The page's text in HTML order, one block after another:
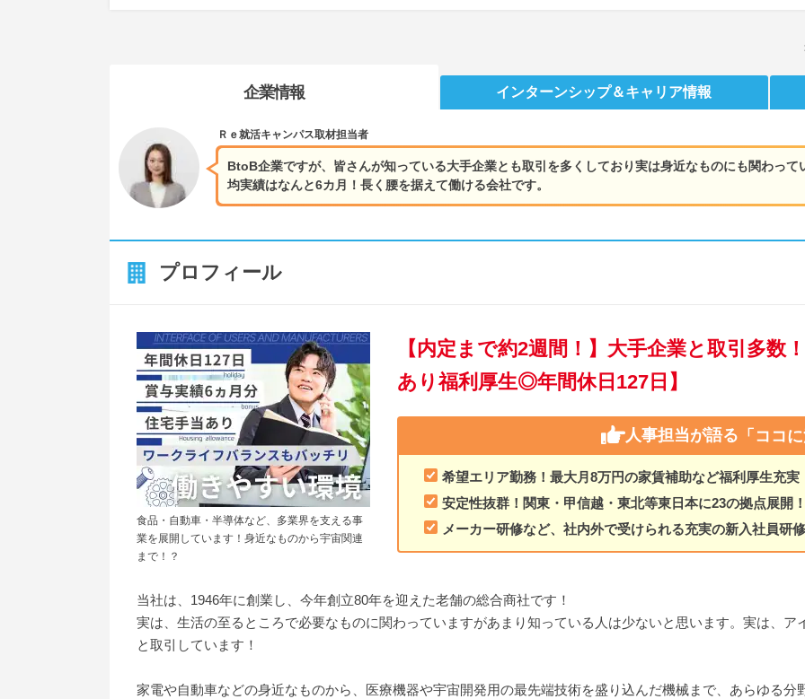
企業情報 インターンシップ＆キャリア情報
BtoB企業ですが、皆さんが知っている大手企業とも取引を多くしており実は身近なものにも関わっ
均実績はなんと6カ月！長く腰を据えて働ける会社です。
Ｒｅ就活キャンパス取材担当者
プロフィール
【内定まで約2週間！】大手企業と取引多数
あり福利厚生◎年間休日127日】
人事担当が語る 「ココ
希望エリア勤務！最大月8万円の家賃補助など福利厚生充実
安定性抜群！関東・甲信越・東北等東日本に23の拠点展開！
メーカー研修など、社内外で受けられる充実の新入社員研修
食品・自動車・半導体など、多業界を支える事
業を展開しています！身近なものから宇宙関連
まで！？
当社は、1946年に創業し、今年創立80年を迎えた老舗の総合商社です！
実は、生活の至るところで必要なものに関わっていますがあまり知っている人は少ないと思います。実は、
と取引しています！
家電や自動車などの身近なものから、医療機器や宇宙開発用の最先端技術を盛り込んだ機械まで、あらゆる